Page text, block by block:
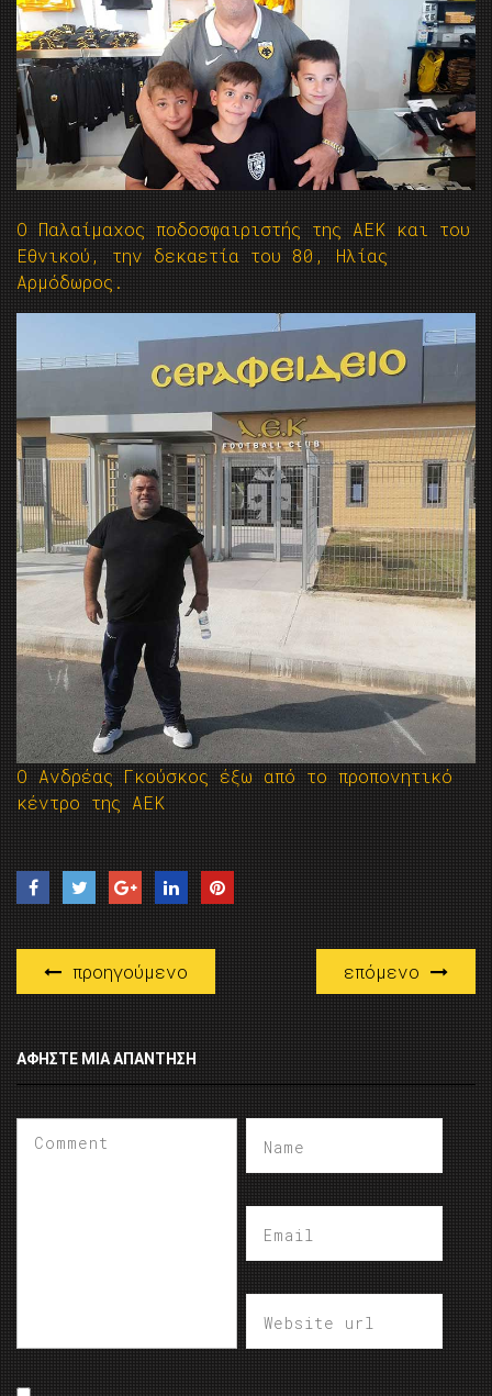
Ο Παλαίμαχος ποδοσφαιριστής της ΑΕΚ και του
Εθνικού, την δεκαετία του 80, Ηλίας
Αρμόδωρος.
Ο Ανδρέας Γκούσκος έξω από το προπονητικό
κέντρο της ΑΕΚ
προηγούμενο επόμενο
ΑΦΉΣΤΕ ΜΙΑ ΑΠΆΝΤΗΣΗ